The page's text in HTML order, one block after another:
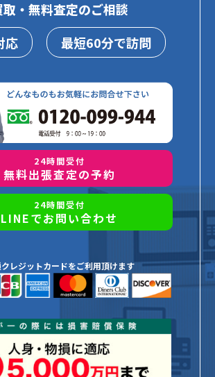
取・無料査定のご相談
応
最短60分で訪問
24時間受付
無料出張査定の予約
24時間受付
LINEでお問い合わせ
レジットカードをご利用頂けます